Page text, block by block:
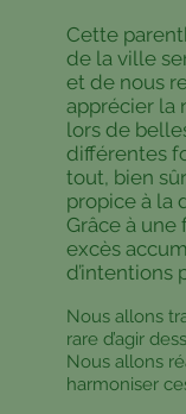
Cette
de la ville
et de nous
apprécier la
lors de
différentes
tout, bien
propice à la
Grâce à
excès
d’intentions
Nous allons
rare d’agir
Nous allons
harmoniser